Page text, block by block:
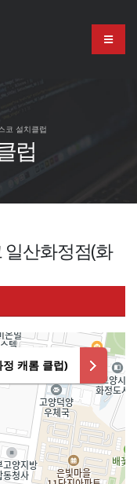
럽
코 설치클럽
산화정점(화
캐롬 클럽)